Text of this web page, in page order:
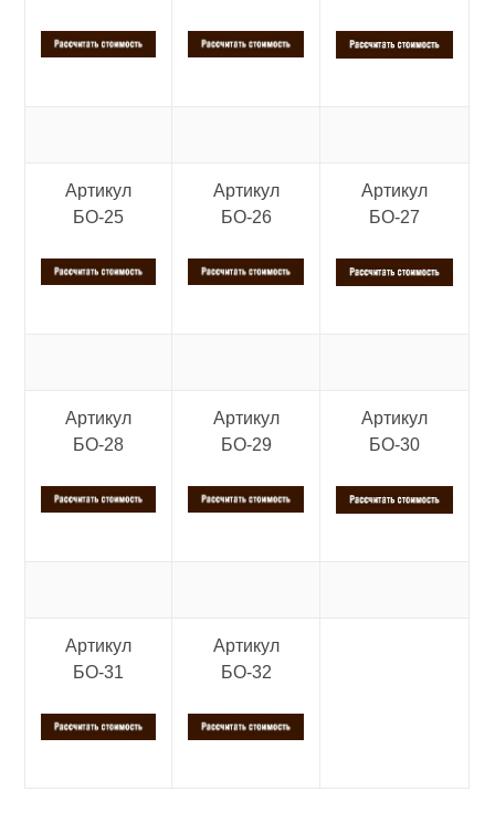
Артикул
БО-25
Артикул
БО-26
Артикул
БО-27
Артикул
БО-28
Артикул
БО-29
Артикул
БО-30
Артикул
БО-31
Артикул
БО-32